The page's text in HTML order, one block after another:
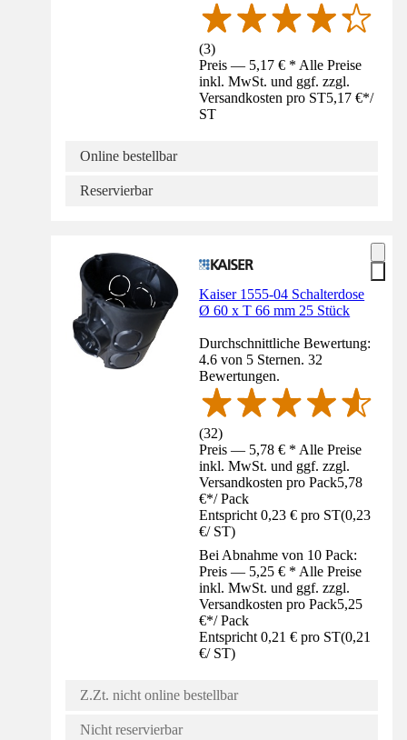
(3)
Preis — 5,17 € * Alle Preise
inkl. MwSt. und ggf. zzgl.
Versandkosten pro ST5,17 €*/
ST
Online bestellbar
Reservierbar
Kaiser 1555-04 Schalterdose
Ø 60 x T 66 mm 25 Stück
Durchschnittliche Bewertung:
4.6 von 5 Sternen. 32
Bewertungen.
(32)
Preis — 5,78 € * Alle Preise
inkl. MwSt. und ggf. zzgl.
Versandkosten pro Pack5,78
€*/ Pack
Entspricht 0,23 € pro ST(0,23
€/ ST)
Bei Abnahme von 10 Pack:
Preis — 5,25 € * Alle Preise
inkl. MwSt. und ggf. zzgl.
Versandkosten pro Pack5,25
€*/ Pack
Entspricht 0,21 € pro ST(0,21
€/ ST)
Z.Zt. nicht online bestellbar
Nicht reservierbar